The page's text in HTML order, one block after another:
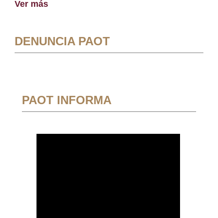
Ver más
DENUNCIA PAOT
PAOT INFORMA